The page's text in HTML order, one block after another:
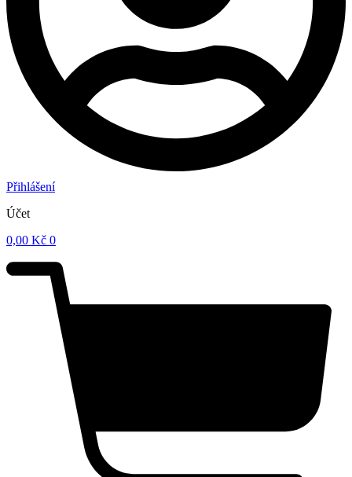
Přihlášení
Účet
0,00 Kč 0